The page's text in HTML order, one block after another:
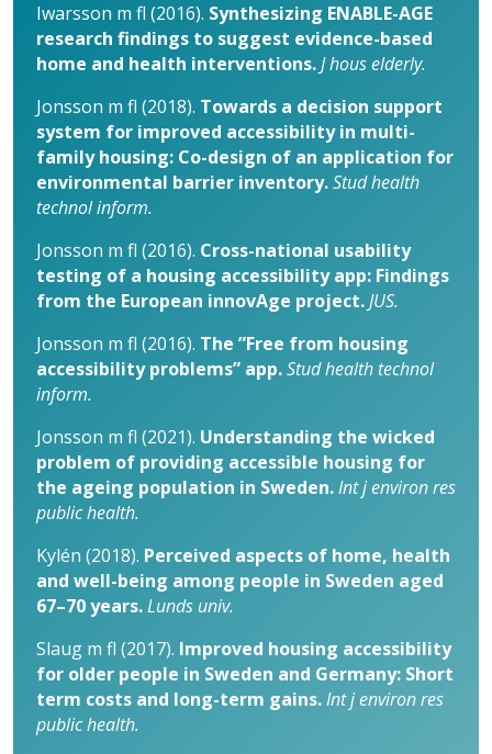
Iwarsson m fl (2016). Synthesizing ENABLE-AGE
research findings to suggest evidence-based
home and health interventions.J hous elderly.
Jonsson m fl (2018). Towards a decision support
system for improved accessibility in multi-
family housing: Co-design of an application for
environmental barrier inventory.Stud health
technol inform.
Jonsson m fl (2016). Cross-national usability
testing of a housing accessibility app: Findings
from the European innovAge project.JUS.
Jonsson m fl (2016). The ”Free from housing
accessibility problems” app.Stud health technol
inform.
Jonsson m fl (2021). Understanding the wicked
problem of providing accessible housing for
the ageing population in Sweden.Int j environ res
public health.
Kylén (2018). Perceived aspects of home, health
and well-being among people in Sweden aged
67–70 years.Lunds univ.
Slaug m fl (2017). Improved housing accessibility
for older people in Sweden and Germany: Short
term costs and long-term gains.Int j environ res
public health.